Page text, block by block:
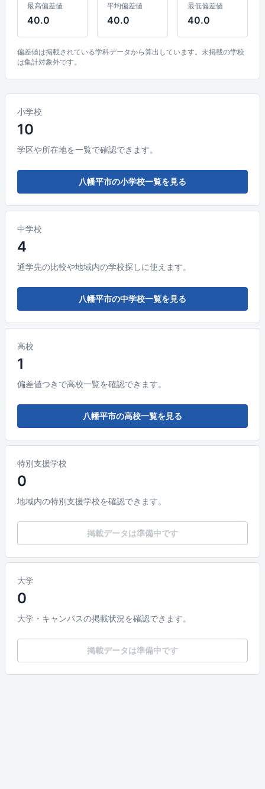
最高偏差値
40.0
平均偏差値
40.0
最低偏差値
40.0
偏差値は掲載されている学科データから算出しています。未掲載の学校
は集計対象外です。
小学校
10
学区や所在地を一覧で確認できます。
八幡平市の小学校一覧を見る
中学校
4
通学先の比較や地域内の学校探しに使えます。
八幡平市の中学校一覧を見る
高校
1
偏差値つきで高校一覧を確認できます。
八幡平市の高校一覧を見る
特別支援学校
0
地域内の特別支援学校を確認できます。
掲載データは準備中です
大学
0
大学・キャンパスの掲載状況を確認できます。
掲載データは準備中です